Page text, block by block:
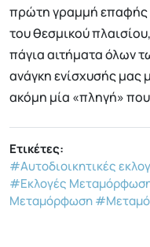
πρώτη γραμμή επαφής
του θεσμικού
πάγια αιτήματα όλων
ανάγκη ενίσχυσής μας
ακόμη μία «πληγή»
Ετικέτες:
#Αυτοδιοικητικές
#Εκλογές
Μεταμόρφωση